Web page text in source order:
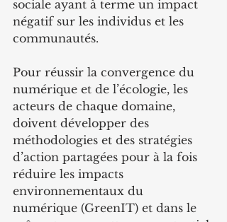
sociale ayant à terme un impact
négatif sur les individus et les
communautés.
Pour réussir la convergence du
numérique et de l’écologie, les
acteurs de chaque domaine,
doivent développer des
méthodologies et des stratégies
d’action partagées pour à la fois
réduire les impacts
environnementaux du
numérique (GreenIT) et dans le